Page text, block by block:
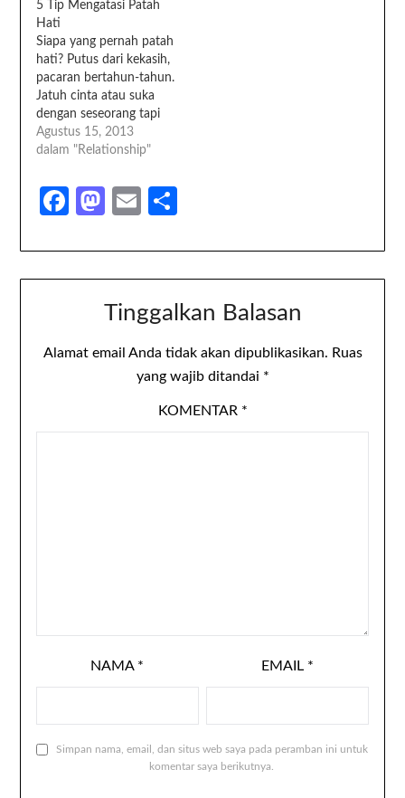
5 Tip Mengatasi Patah
Hati
Siapa yang pernah patah
hati? Putus dari kekasih,
pacaran bertahun-tahun.
Jatuh cinta atau suka
dengan seseorang tapi
orangnya malah pacaran
dengan orang lain. Atau
diam-diam hingga
kesempatan
Patah hati memang
orang, makan pun jadi
Agustus 15, 2013
dalam "Relationship"
Facebook
Mastodon
Email
Tinggalkan Balasan
Alamat email Anda tidak akan dipublikasikan. Ruas
yang wajib ditandai *
KOMENTAR *
NAMA * EMAIL *
Simpan nama, email, dan situs web saya pada peramban ini untuk
komentar saya berikutnya.